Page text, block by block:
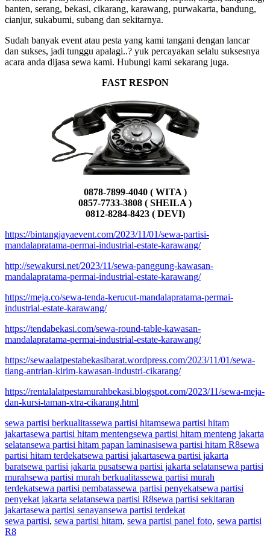
banten, serang, bekasi, cikarang, karawang, purwakarta, bandung,
cianjur, sukabumi, subang dan sekitarnya.
Sudah banyak event atau pesta yang kami tangani dengan lancar
dan sukses, jadi tunggu apalagi..? yuk percayakan selalu suksesnya
acara anda dijasa sewa kami. Hubungi kami sekarang juga.
FAST RESPON
0878-7899-4040 ( WITA )
0857-7733-3808 ( SHEILA )
0812-8284-8423 ( DEVI)
https://bintangjayaevent.com/2023/11/01/sewa-partisi-
mandalapratama-permai-industrial-estate-karawang/
http://sewakursi.net/2023/11/sewa-panggung-kawasan-
mandalapratama-permai-industrial-estate-karawang/
https://meja.co/sewa-tenda-kerucut-mandalapratama-permai-
industrial-estate-karawang/
https://tendabekasi.com/sewa-round-table-kawasan-
mandalapratama-permai-industrial-estate-karawang/
https://sewaalatpestabekasibarat.wordpress.com/2023/11/01/sewa-
tiang-antrian-kirim-kawasan-industri-cikarang/
https://rentalalatpestamurahbekasi.blogspot.com/2023/11/sewa-meja-
dan-kursi-taman-xtra-cikarang.html
sewa partisi berkualitassewa partisi hitamsewa partisi hitam
jakartasewa partisi hitam mentengsewa partisi hitam menteng jakarta
selatansewa partisi hitam papan laminasisewa partisi hitam R8sewa
partisi hitam terdekatsewa partisi jakartasewa partisi jakarta
baratsewa partisi jakarta pusatsewa partisi jakarta selatansewa partisi
murahsewa partisi murah berkualitassewa partisi murah
terdekatsewa partisi pembatassewa partisi penyekatsewa partisi
penyekat jakarta selatansewa partisi R8sewa partisi sekitaran
jakartasewa partisi senayansewa partisi terdekat
sewa partisi, sewa partisi hitam, sewa partisi panel foto, sewa partisi
R8